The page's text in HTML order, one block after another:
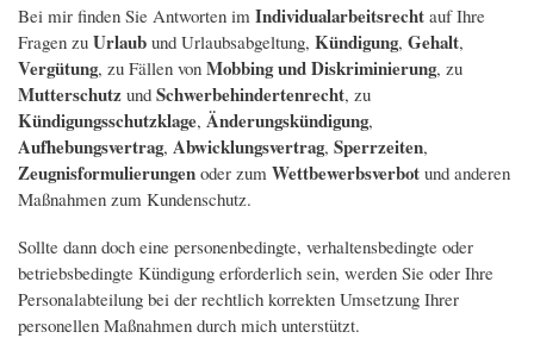
Bei mir finden Sie Antworten im Individualarbeitsrecht auf Ihre
Fragen zu Urlaub und Urlaubsabgeltung, Kündigung, Gehalt,
Vergütung, zu Fällen von Mobbing und Diskriminierung, zu
Mutterschutz und Schwerbehindertenrecht, zu
Kündigungsschutzklage, Änderungskündigung,
Aufhebungsvertrag, Abwicklungsvertrag, Sperrzeiten,
Zeugnisformulierungen oder zum Wettbewerbsverbot und anderen
Maßnahmen zum Kundenschutz.
Sollte dann doch eine personenbedingte, verhaltensbedingte oder
betriebsbedingte Kündigung erforderlich sein, werden Sie oder Ihre
Personalabteilung bei der rechtlich korrekten Umsetzung Ihrer
personellen Maßnahmen durch mich unterstützt.